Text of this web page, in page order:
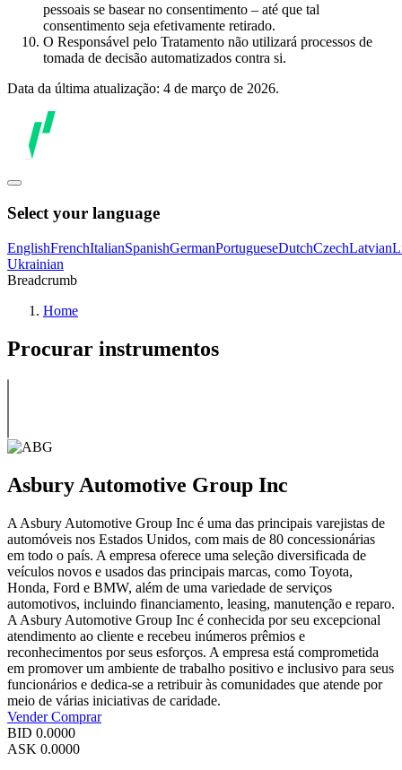
pessoais se basear no consentimento – até que tal
consentimento seja efetivamente retirado.
O Responsável pelo Tratamento não utilizará processos de
tomada de decisão automatizados contra si.
Data da última atualização: 4 de março de 2026.
Select your language
EnglishFrenchItalianSpanishGermanPortugueseDutchCzechLatvian
Ukrainian
Breadcrumb
Home
Procurar instrumentos
Asbury Automotive Group Inc
A Asbury Automotive Group Inc é uma das principais varejistas de
automóveis nos Estados Unidos, com mais de 80 concessionárias
em todo o país. A empresa oferece uma seleção diversificada de
veículos novos e usados das principais marcas, como Toyota,
Honda, Ford e BMW, além de uma variedade de serviços
automotivos, incluindo financiamento, leasing, manutenção e reparo.
A Asbury Automotive Group Inc é conhecida por seu excepcional
atendimento ao cliente e recebeu inúmeros prêmios e
reconhecimentos por seus esforços. A empresa está comprometida
em promover um ambiente de trabalho positivo e inclusivo para seus
funcionários e dedica-se a retribuir às comunidades que atende por
meio de várias iniciativas de caridade.
VenderComprar
BID 0.0000
ASK 0.0000